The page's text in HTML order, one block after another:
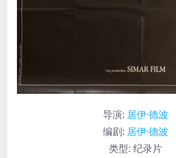
导演: 居伊·德波
编剧: 居伊·德波
类型: 纪录片